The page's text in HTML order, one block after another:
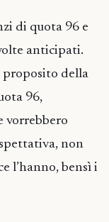
di quota 96 e
anticipati.
proposito della
96,
vorrebbero
non
l’hanno, bensì i